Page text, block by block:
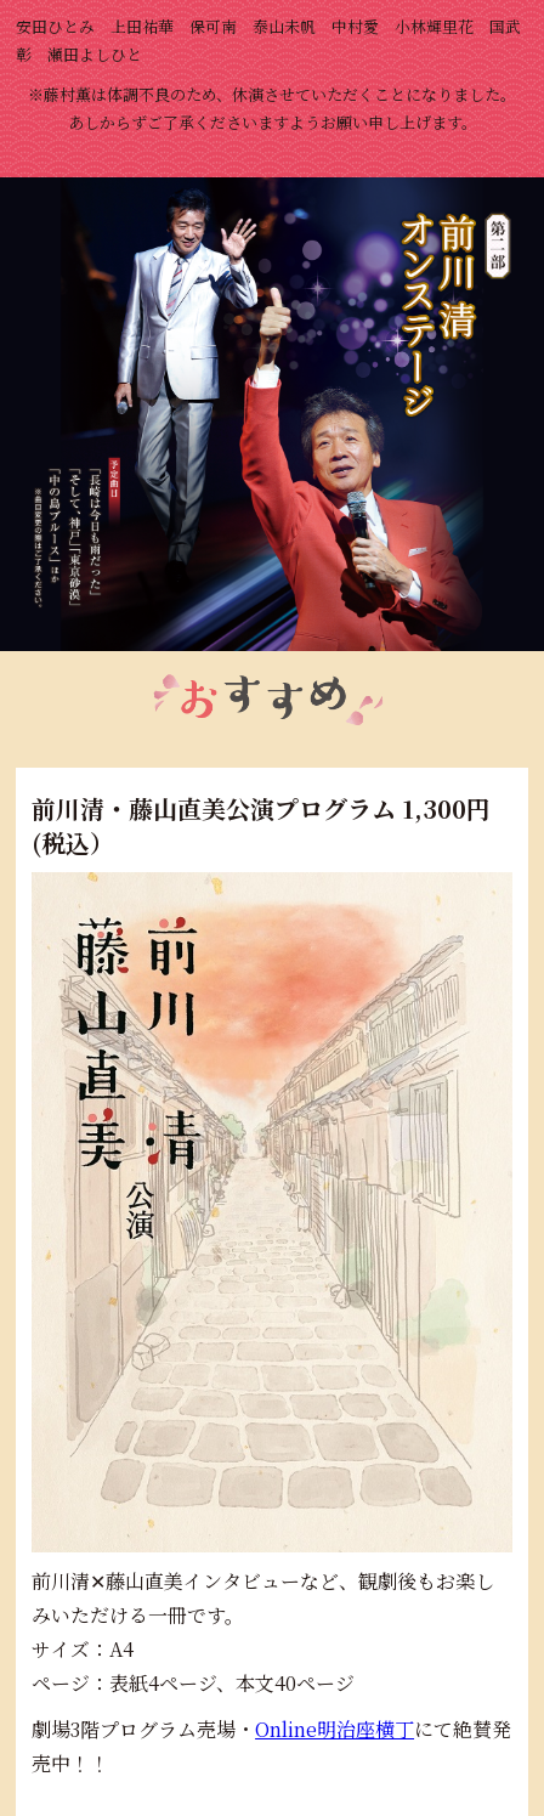
安田ひとみ 上田祐華 保可南 泰山未帆 中村愛 小林輝里花 国武
彰 瀬田よしひと
※藤村薫は体調不良のため、休演させていただくことになりました。
あしからずご了承くださいますようお願い申し上げます。
前川清・藤山直美公演プログラム 1,300円
(税込）
前川清✕藤山直美インタビューなど、観劇後もお楽し
みいただける一冊です。
サイズ：A4
ページ：表紙4ページ、本文40ページ
劇場3階プログラム売場・Online明治座横丁にて絶賛発
売中！！